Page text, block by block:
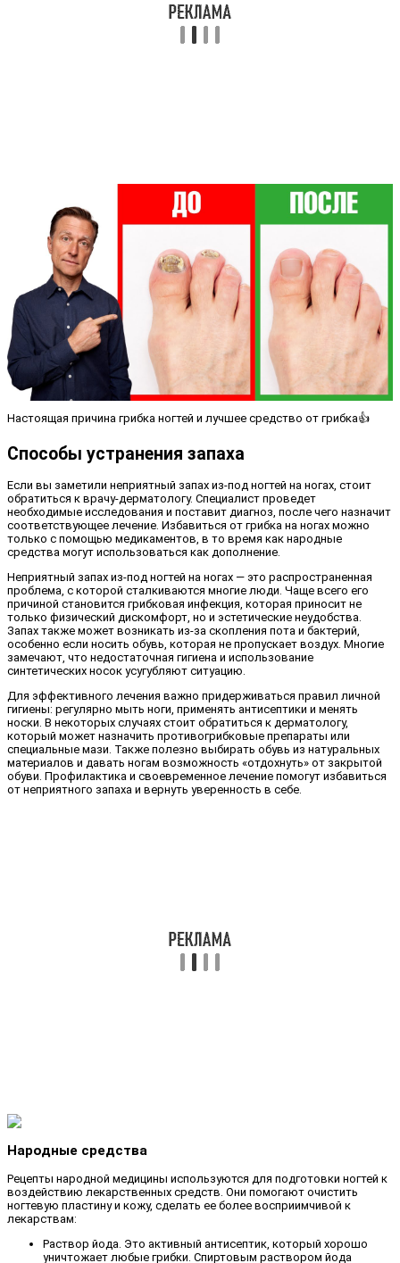
Настоящая причина грибка ногтей и лучшее средство от грибка👍
Способы устранения запаха
Если вы заметили неприятный запах из-под ногтей на ногах, стоит
обратиться к врачу-дерматологу. Специалист проведет
необходимые исследования и поставит диагноз, после чего назначит
соответствующее лечение. Избавиться от грибка на ногах можно
только с помощью медикаментов, в то время как народные
средства могут использоваться как дополнение.
Неприятный запах из-под ногтей на ногах — это распространенная
проблема, с которой сталкиваются многие люди. Чаще всего его
причиной становится грибковая инфекция, которая приносит не
только физический дискомфорт, но и эстетические неудобства.
Запах также может возникать из-за скопления пота и бактерий,
особенно если носить обувь, которая не пропускает воздух. Многие
замечают, что недостаточная гигиена и использование
синтетических носок усугубляют ситуацию.
Для эффективного лечения важно придерживаться правил личной
гигиены: регулярно мыть ноги, применять антисептики и менять
носки. В некоторых случаях стоит обратиться к дерматологу,
который может назначить противогрибковые препараты или
специальные мази. Также полезно выбирать обувь из натуральных
материалов и давать ногам возможность «отдохнуть» от закрытой
обуви. Профилактика и своевременное лечение помогут избавиться
от неприятного запаха и вернуть уверенность в себе.
Народные средства
Рецепты народной медицины используются для подготовки ногтей к
воздействию лекарственных средств. Они помогают очистить
ногтевую пластину и кожу, сделать ее более восприимчивой к
лекарствам:
Раствор йода. Это активный антисептик, который хорошо
уничтожает любые грибки. Спиртовым раствором йода